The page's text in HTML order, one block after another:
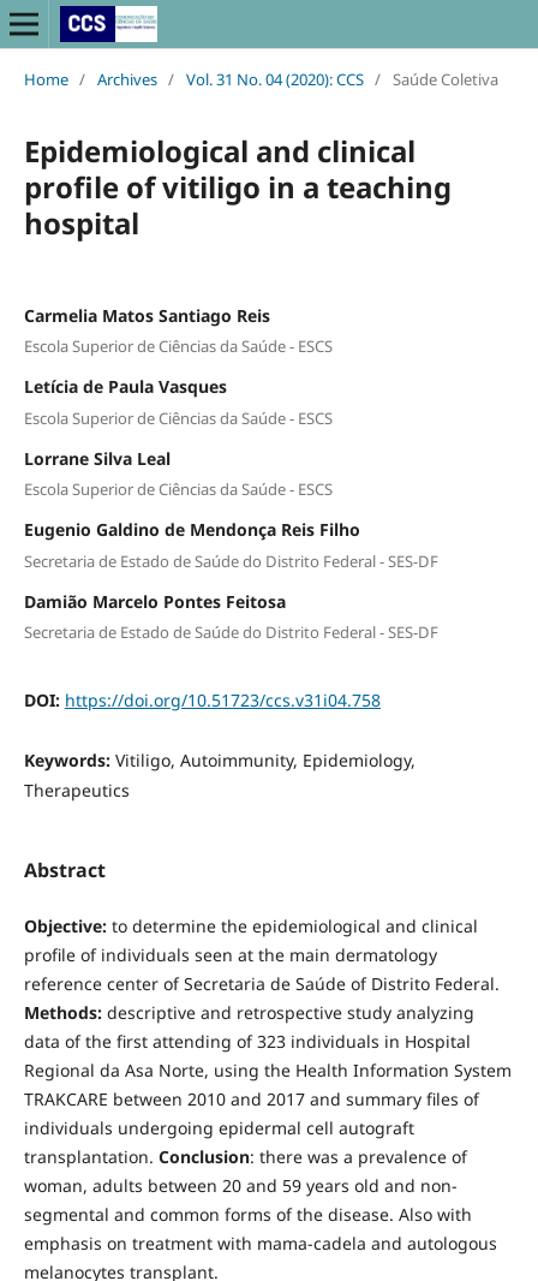
Home / Archives / Vol. 31 No. 04 (2020): CCS / Saúde Coletiva
Epidemiological and clinical
profile of vitiligo in a teaching
hospital
Carmelia Matos Santiago Reis
Escola Superior de Ciências da Saúde - ESCS
Letícia de Paula Vasques
Escola Superior de Ciências da Saúde - ESCS
Lorrane Silva Leal
Escola Superior de Ciências da Saúde - ESCS
Eugenio Galdino de Mendonça Reis Filho
Secretaria de Estado de Saúde do Distrito Federal - SES-DF
Damião Marcelo Pontes Feitosa
Secretaria de Estado de Saúde do Distrito Federal - SES-DF
DOI: https://doi.org/10.51723/ccs.v31i04.758
Keywords: Vitiligo, Autoimmunity, Epidemiology,
Therapeutics
Abstract
Objective: to determine the epidemiological and clinical
profile of individuals seen at the main dermatology
reference center of Secretaria de Saúde of Distrito Federal.
Methods:descriptive and retrospective study analyzing
data of the first attending of 323 individuals in Hospital
Regional da Asa Norte, using the Health Information System
TRAKCARE between 2010 and 2017 and summary files of
individuals undergoing epidermal cell autograft
transplantation. Conclusion: there was a prevalence of
woman, adults between 20 and 59 years old and non-
segmental and common forms of the disease. Also with
emphasis on treatment with mama-cadela and autologous
melanocytes transplant.